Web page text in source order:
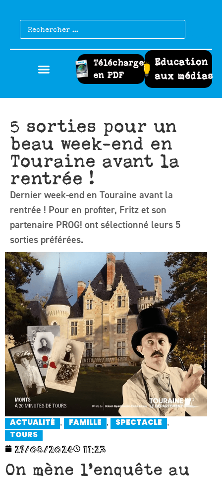
Télécharger
en PDF
Education
aux médias
5 sorties pour un
beau week-end en
Touraine avant la
rentrée !
Dernier week-end en Touraine avant la
rentrée ! Pour en profiter, Fritz et son
partenaire PROG! ont sélectionné leurs 5
sorties préférées.
ACTUALITÉ , FAMILLE , SPECTACLE ,
TOURS
29/08/2024 11:23
On mène l’enquête au